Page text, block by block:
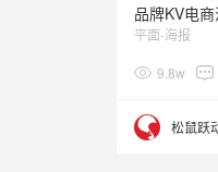
品牌KV电
平面-海报
9.8w